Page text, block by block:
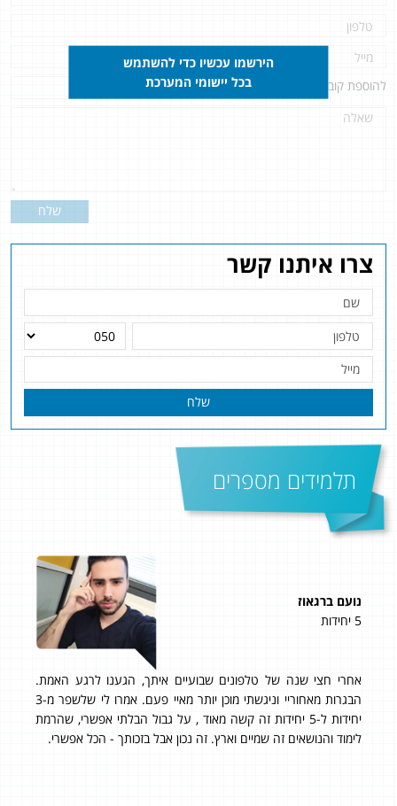
צרו איתנו קשר
שלח
תלמידים מספרים
נועם ברגאוז
5 יחידות
אחרי חצי שנה של טלפונים שבועיים איתך, הגענו לרגע האמת.
הבגרות מאחוריי וניגשתי מוכן יותר מאיי פעם. אמרו לי שלשפר מ-3
יחידות ל-5 יחידות זה קשה מאוד , על גבול הבלתי אפשרי, שהרמת
לימוד והנושאים זה שמיים וארץ. זה נכון אבל בזכותך - הכל אפשרי.
להוספת קובץ
שלח
הירשמו עכשיו כדי להשתמש
בכל יישומי המערכת